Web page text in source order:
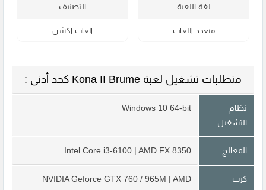
لغة اللعبة
متعدد اللغات
التصنيف
العاب اكشن
متطلبات تشغيل لعبة Kona II Brume كحد أدنى :
نظام
التشغيل
Windows 10 64-bit
المعالج Intel Core i3-6100 | AMD FX 8350
كرت
NVIDIA Geforce GTX 760 / 965M | AMD